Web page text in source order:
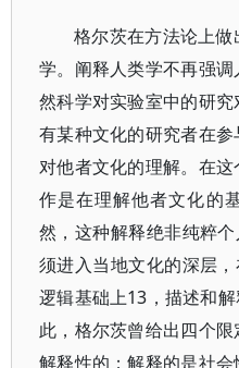
格尔茨在方法论上
学。阐释人类学不再强
然科学对实验室中的研
有某种文化的研究者在参
对他者文化的理解。在
作是在理解他者文化的
然，这种解释绝非纯粹
须进入当地文化的深层
逻辑基础上13，描述和
此，格尔茨曾给出四个
解释性的；解释的是社